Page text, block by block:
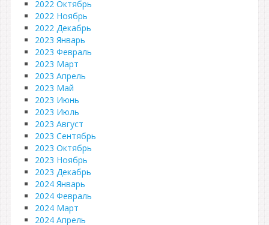
2022 Октябрь
2022 Ноябрь
2022 Декабрь
2023 Январь
2023 Февраль
2023 Март
2023 Апрель
2023 Май
2023 Июнь
2023 Июль
2023 Август
2023 Сентябрь
2023 Октябрь
2023 Ноябрь
2023 Декабрь
2024 Январь
2024 Февраль
2024 Март
2024 Апрель